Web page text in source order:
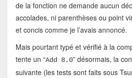
de la fonction ne demande aucun
accolades, ni parenthèses ou point
et concis comme je l’avais annoncé.
Mais pourtant typé et vérifié à la
tente un “Add 8.0” désormais, la
suivante (les tests sont faits sous